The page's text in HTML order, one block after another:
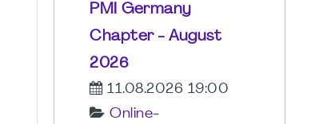
PMI Germany
Chapter - August
2026
11.08.2026 19:00
Online-